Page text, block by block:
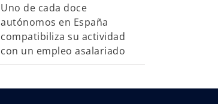
Uno de cada doce
autónomos en España
compatibiliza su actividad
con un empleo asalariado